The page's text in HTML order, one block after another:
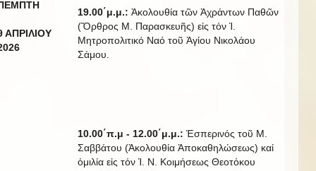
ΑΠΡΙΛΙΟΥ
26
19.00΄μ.μ.: Ἀκολουθία τῶν Ἀχράντων Παθῶν
(Ὄρθρος Μ. Παρασκευῆς) εἰς τόν Ἱ.
Μητροπολιτικό Ναό τοῦ Ἁγίου Νικολάου
Σάμου.
10.00΄π.μ - 12.00΄μ.μ.: Ἑσπερινός τοῦ Μ.
Σαββάτου (Ἀκολουθία Ἀποκαθηλώσεως) καί
ὁμιλία εἰς τόν Ἱ. Ν. Κοιμήσεως Θεοτόκου